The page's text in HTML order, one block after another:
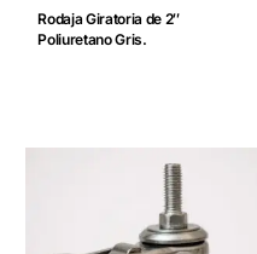
Rodaja Giratoria de 2″
Poliuretano Gris.